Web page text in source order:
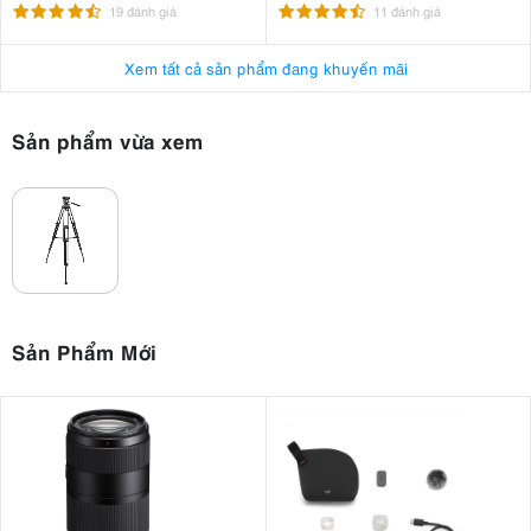
3.1. Ưu điểm của Libec 650EX
Đầu dầu Fluid Head cho chuyển động pan/tilt mượt mà, phù
hợp quay video chuyên nghiệp.
ảnh DSLR và mirrorless cùng các ống kính phổ thông.
Chân nhôm chắc chắn, khóa Flip Lock thao tác nhanh.
Đi kèm
Plate trượt tương thích
máy.
Chân cao su tích hợp chân đinh, sử dụng linh hoạt trong nhiều
môi trường.
Counterbalance và lực cản (drag) cố định, không thể điều
chỉnh.
Tải trọng3kg
nghiệp cỡ lớn.
Không có cột nâng trung tâm và không hỗ trợ chuyển đổi thành
19 đánh giá 11 đánh giá
Xem tất cả sản phẩm đang khuyến mãi
Sản phẩm vừa xem
Sản Phẩm Mới